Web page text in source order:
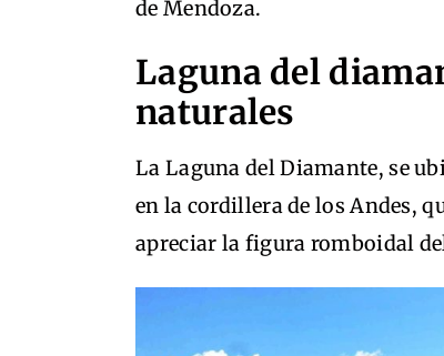
de Mendoza.
Laguna del
naturales
La Laguna del Diamante, se
en la cordillera de los Andes,
apreciar la figura romboidal